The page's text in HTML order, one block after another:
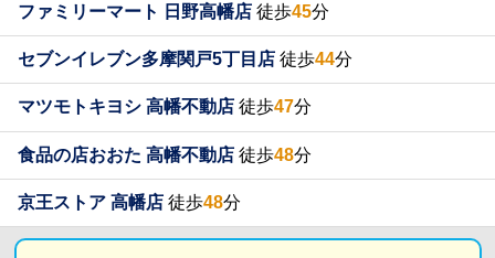
ファミリーマート 日野高幡店 徒歩45分
セブンイレブン多摩関戸5丁目店 徒歩44分
マツモトキヨシ 高幡不動店 徒歩47分
食品の店おおた 高幡不動店 徒歩48分
京王ストア 高幡店 徒歩48分